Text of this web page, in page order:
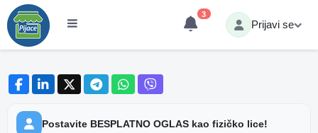
3
Prijavi se
Postavite BESPLATNO OGLAS kao fizičko lice!